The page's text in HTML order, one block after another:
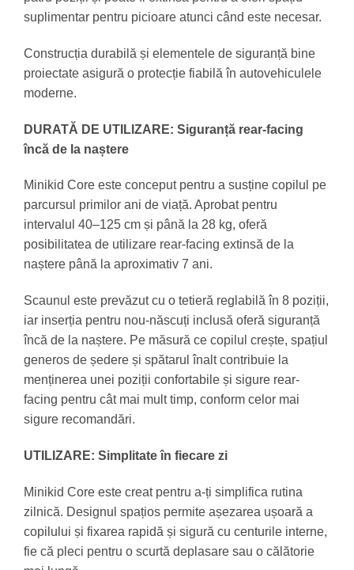
suplimentar pentru picioare atunci când este necesar.
Construcția durabilă și elementele de siguranță bine
proiectate asigură o protecție fiabilă în autovehiculele
moderne.
DURATĂ DE UTILIZARE: Siguranță rear-facing
încă de la naștere
Minikid Core este conceput pentru a susține copilul pe
parcursul primilor ani de viață. Aprobat pentru
intervalul 40–125 cm și până la 28 kg, oferă
posibilitatea de utilizare rear-facing extinsă de la
naștere până la aproximativ 7 ani.
Scaunul este prevăzut cu o tetieră reglabilă în 8 poziții,
iar inserția pentru nou-născuți inclusă oferă siguranță
încă de la naștere. Pe măsură ce copilul crește, spațiul
generos de ședere și spătarul înalt contribuie la
menținerea unei poziții confortabile și sigure rear-
facing pentru cât mai mult timp, conform celor mai
sigure recomandări.
UTILIZARE: Simplitate în fiecare zi
Minikid Core este creat pentru a-ți simplifica rutina
zilnică. Designul spațios permite așezarea ușoară a
copilului și fixarea rapidă și sigură cu centurile interne,
fie că pleci pentru o scurtă deplasare sau o călătorie